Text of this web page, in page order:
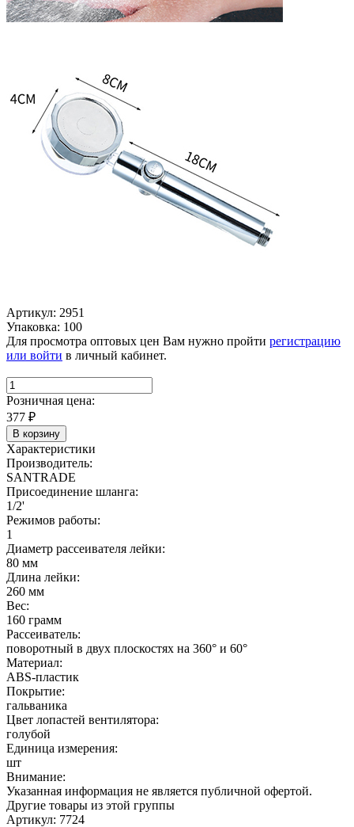
Артикул: 2951
Упаковка: 100
Для просмотра оптовых цен Вам нужно пройти регистрацию
или войти в личный кабинет.
Розничная цена:
377 ₽
В корзину
Характеристики
Производитель:
SANTRADE
Присоединение шланга:
1/2'
Режимов работы:
1
Диаметр рассеивателя лейки:
80 мм
Длина лейки:
260 мм
Вес:
160 грамм
Рассеиватель:
поворотный в двух плоскостях на 360° и 60°
Материал:
ABS-пластик
Покрытие:
гальваника
Цвет лопастей вентилятора:
голубой
Единица измерения:
шт
Внимание:
Указанная информация не является публичной офертой.
Другие товары из этой группы
Артикул: 7724